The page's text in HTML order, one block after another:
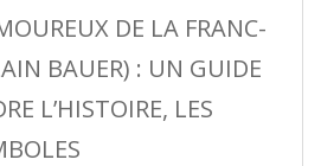
DE LA FRANC-
BAUER) : UN GUIDE
L’HISTOIRE, LES